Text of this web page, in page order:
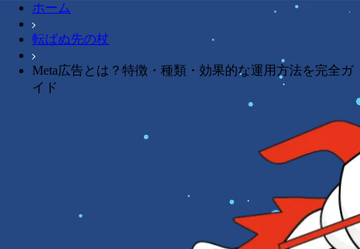
ホーム
転ばぬ先の杖
Meta広告とは？特徴・種類・効果的な運用方法を完全ガ
イド